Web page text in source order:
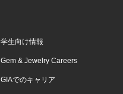
学生向け情報
Gem & Jewelry Careers
GIAでのキャリア